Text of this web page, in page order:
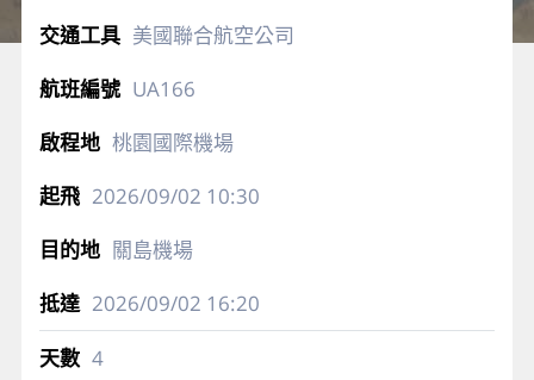
美國聯合航空公司
UA166
桃園國際機場
2026/09/02 10:30
關島機場
2026/09/02 16:20
4